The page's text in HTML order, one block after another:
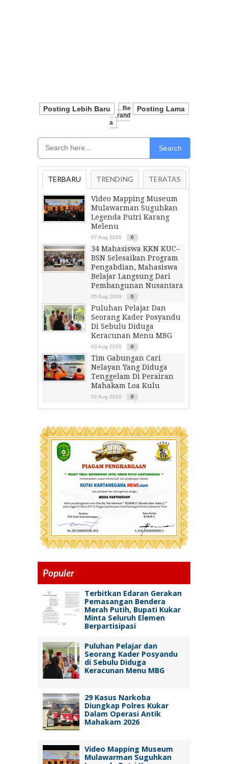
Posting Lebih Baru Posting Lama
Be
Rand
A
Search
TERBARU TRENDING TERATAS
Video Mapping Museum
Mulawarman Suguhkan
Legenda Putri Karang
Melenu
07 Aug 2026 0
34 Mahasiswa KKN KUC–
BSN Selesaikan Program
Pengabdian, Mahasiswa
Belajar Langsung Dari
Pembangunan Nusantara
05 Aug 2026 0
Puluhan Pelajar Dan
Seorang Kader Posyandu
Di Sebulu Diduga
Keracunan Menu MBG
03 Aug 2026 0
Tim Gabungan Cari
Nelayan Yang Diduga
Tenggelam Di Perairan
Mahakam Loa Kulu
02 Aug 2026 0
Populer
Terbitkan Edaran Gerakan
Pemasangan Bendera
Merah Putih, Bupati Kukar
Minta Seluruh Elemen
Berpartisipasi
Puluhan Pelajar dan
Seorang Kader Posyandu
di Sebulu Diduga
Keracunan Menu MBG
29 Kasus Narkoba
Diungkap Polres Kukar
Dalam Operasi Antik
Mahakam 2026
Video Mapping Museum
Mulawarman Suguhkan